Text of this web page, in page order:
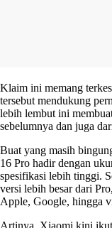
Klaim ini memang
tersebut mendukung
lebih lembut ini
sebelumnya dan juga
Buat yang masih
16 Pro hadir dengan
spesifikasi lebih tinggi.
versi lebih besar dari
Apple, Google, hingga
Artinya, Xiaomi kini ikut